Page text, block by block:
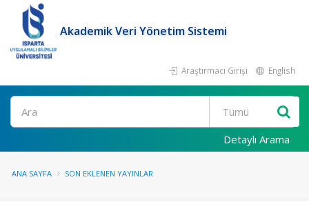
Akademik Veri Yönetim Sistemi
Araştırmacı Girişi English
Ara
Detaylı Arama
ANA SAYFA SON EKLENEN YAYINLAR